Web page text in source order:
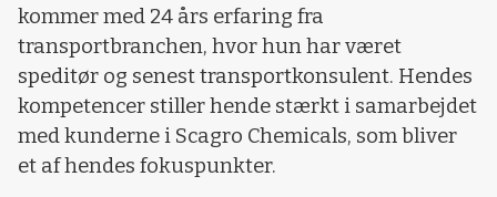
kommer med 24 års erfaring fra
transportbranchen, hvor hun har været
speditør og senest transportkonsulent. Hendes
kompetencer stiller hende stærkt i samarbejdet
med kunderne i Scagro Chemicals, som bliver
et af hendes fokuspunkter.